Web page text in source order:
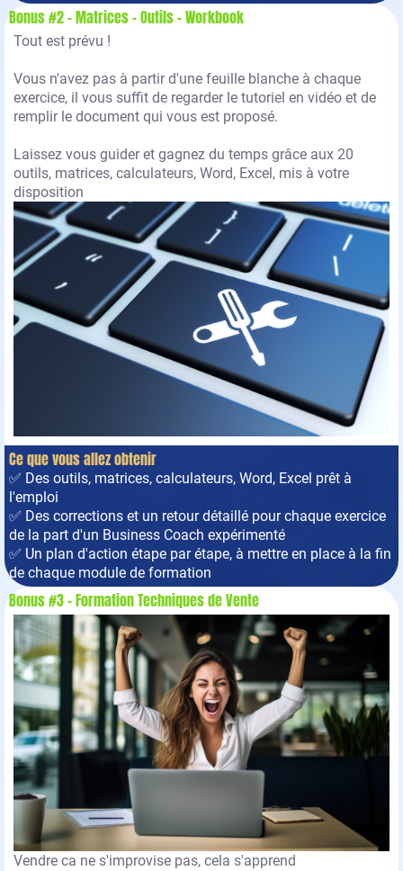
Bonus #2 - Matrices - Outils - Workbook
Tout est prévu !
Vous n'avez pas à partir d'une feuille blanche à chaque
exercice, il vous suffit de regarder le tutoriel en vidéo et de
remplir le document qui vous est proposé.
Laissez vous guider et gagnez du temps grâce aux 20
outils, matrices, calculateurs, Word, Excel, mis à votre
disposition
Ce que vous allez obtenir
✅ Des outils, matrices, calculateurs, Word, Excel prêt à
l'emploi
✅ Des corrections et un retour détaillé pour chaque exercice
de la part d'un Business Coach expérimenté
✅ Un plan d'action étape par étape, à mettre en place à la fin
de chaque module de formation
Bonus #3 - Formation Techniques de Vente
Vendre ca ne s'improvise pas, cela s'apprend